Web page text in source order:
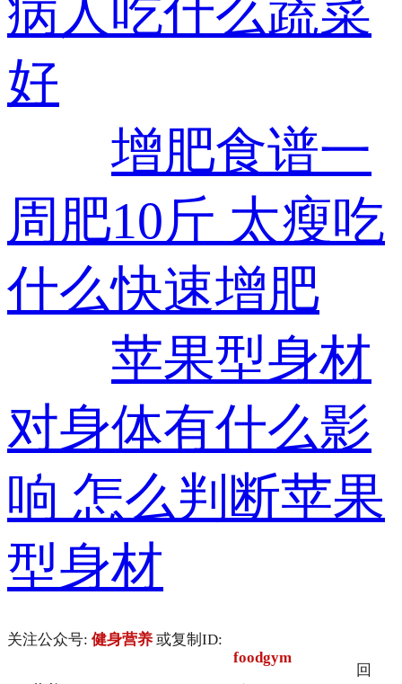
病人吃什么蔬菜
好
增肥食谱一
周肥10斤 太瘦吃
什么快速增肥
苹果型身材
对身体有什么影
响 怎么判断苹果
型身材
关注公众号: 健身营养 或复制ID:
foodgym
回